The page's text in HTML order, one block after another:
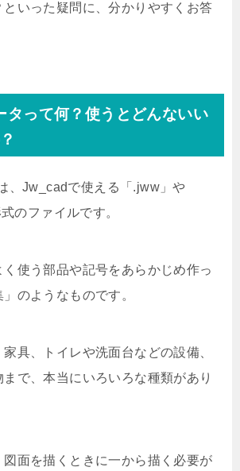
といった疑問に、分かりやすくお答
タって何？使うとどんないい
、Jw_cadで使える「.jww」や
のファイルです。
使う部品や記号をあらかじめ作っ
のようなものです。
具、トイレや洗面台などの設備、
で、本当にいろいろな種類があり
図面を描くときに一から描く必要が